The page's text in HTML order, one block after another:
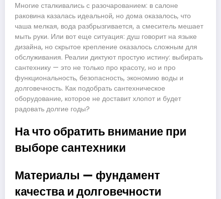
Многие сталкивались с разочарованием: в салоне
раковина казалась идеальной, но дома оказалось, что
чаша мелкая, вода разбрызгивается, а смеситель мешает
мыть руки. Или вот еще ситуация: душ говорит на языке
дизайна, но скрытое крепление оказалось сложным для
обслуживания. Реалии диктуют простую истину: выбирать
сантехнику — это не только про красоту, но и про
функциональность, безопасность, экономию воды и
долговечность. Как подобрать сантехническое
оборудование, которое не доставит хлопот и будет
радовать долгие годы?
На что обратить внимание при
выборе сантехники
Материалы — фундамент
качества и долговечности